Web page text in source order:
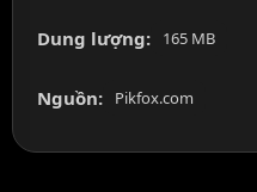
Dung lượng: 165 MB
Nguồn: Pikfox.com